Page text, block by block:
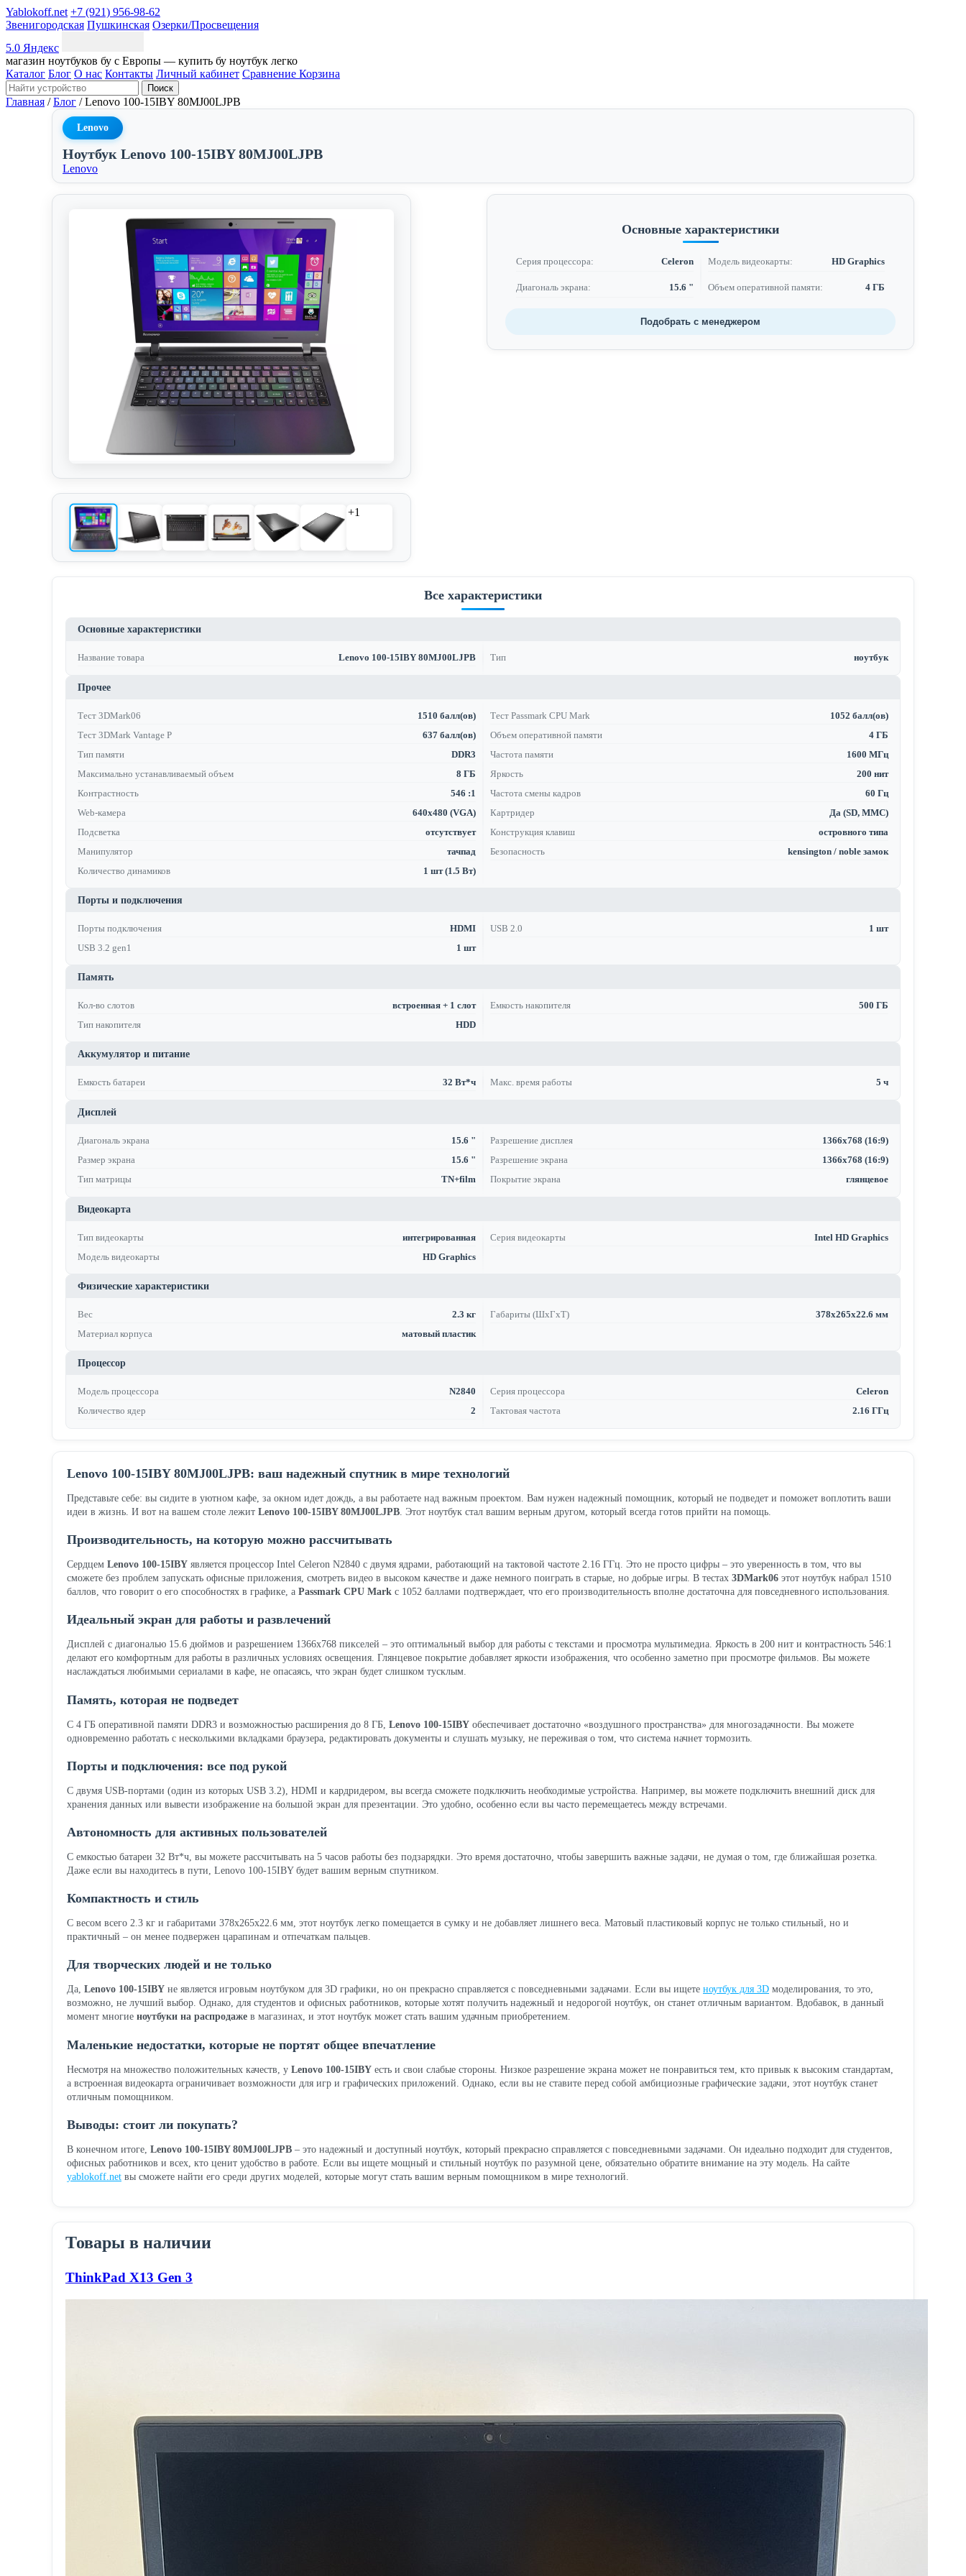
Yablokoff.net +7 (921) 956-98-62
Звенигородская Пушкинская Озерки/Просвещения
5.0 Яндекс
магазин ноутбуков бу с Европы — купить бу ноутбук легко
Каталог Блог О нас Контакты Личный кабинет Сравнение Корзина
Поиск
Главная / Блог / Lenovo 100-15IBY 80MJ00LJPB
Lenovo
Ноутбук Lenovo 100-15IBY 80MJ00LJPB
Lenovo
+1
Основные характеристики
Серия процессора: Celeron Модель видеокарты: HD Graphics
Диагональ экрана: 15.6 " Объем оперативной памяти: 4 ГБ
Подобрать с менеджером
Все характеристики
Основные характеристики
Название товара Lenovo 100-15IBY 80MJ00LJPB Тип ноутбук
Прочее
Тест 3DMark06 1510 балл(ов) Тест Passmark CPU Mark
1052 балл(ов)
Тест 3DMark Vantage P
637 балл(ов) Объем оперативной памяти
4 ГБ
Тип памяти
DDR3 Частота памяти
1600 МГц
Максимально устанавливаемый объем
8 ГБ Яркость
200 нит
Контрастность
546 :1 Частота смены кадров
60 Гц
Web-камера
640x480 (VGA) Картридер
Да (SD, MMC)
Подсветка
отсутствует Конструкция клавиш
островного типа
Манипулятор
тачпад Безопасность
kensington / noble замок
Количество динамиков
1 шт (1.5 Вт)
Порты и подключения
Порты подключения HDMI USB 2.0
1 шт
USB 3.2 gen1
1 шт
Память
Кол-во слотов встроенная + 1 слот Емкость накопителя
500 ГБ
Тип накопителя
HDD
Аккумулятор и питание
Емкость батареи 32 Вт*ч Макс. время работы 5 ч
Дисплей
Диагональ экрана 15.6 " Разрешение дисплея
1366x768 (16:9)
Размер экрана
15.6 " Разрешение экрана
1366x768 (16:9)
Тип матрицы
TN+film Покрытие экрана глянцевое
Видеокарта
Тип видеокарты интегрированная Серия видеокарты
Intel HD Graphics
Модель видеокарты
HD Graphics
Физические характеристики
Вес 2.3 кг Габариты (ШхГхТ)
378х265х22.6 мм
Материал корпуса
матовый пластик
Процессор
Модель процессора N2840 Серия процессора
Celeron
Количество ядер
2 Тактовая частота 2.16 ГГц
Lenovo 100-15IBY 80MJ00LJPB: ваш надежный спутник в мире технологий
Представьте себе: вы сидите в уютном кафе, за окном идет дождь, а вы работаете над важным проектом. Вам нужен надежный помощник, который не подведет и поможет воплотить ваши
идеи в жизнь. И вот на вашем столе лежит Lenovo 100-15IBY 80MJ00LJPB. Этот ноутбук стал вашим верным другом, который всегда готов прийти на помощь.
Производительность, на которую можно рассчитывать
Сердцем Lenovo 100-15IBY является процессор Intel Celeron N2840 с двумя ядрами, работающий на тактовой частоте 2.16 ГГц. Это не просто цифры – это уверенность в том, что вы
сможете без проблем запускать офисные приложения, смотреть видео в высоком качестве и даже немного поиграть в старые, но добрые игры. В тестах 3DMark06 этот ноутбук набрал 1510
баллов, что говорит о его способностях в графике, а Passmark CPU Mark с 1052 баллами подтверждает, что его производительность вполне достаточна для повседневного использования.
Идеальный экран для работы и развлечений
Дисплей с диагональю 15.6 дюймов и разрешением 1366x768 пикселей – это оптимальный выбор для работы с текстами и просмотра мультимедиа. Яркость в 200 нит и контрастность 546:1
делают его комфортным для работы в различных условиях освещения. Глянцевое покрытие добавляет яркости изображения, что особенно заметно при просмотре фильмов. Вы можете
наслаждаться любимыми сериалами в кафе, не опасаясь, что экран будет слишком тусклым.
Память, которая не подведет
С 4 ГБ оперативной памяти DDR3 и возможностью расширения до 8 ГБ, Lenovo 100-15IBY обеспечивает достаточно «воздушного пространства» для многозадачности. Вы можете
одновременно работать с несколькими вкладками браузера, редактировать документы и слушать музыку, не переживая о том, что система начнет тормозить.
Порты и подключения: все под рукой
С двумя USB-портами (один из которых USB 3.2), HDMI и кардридером, вы всегда сможете подключить необходимые устройства. Например, вы можете подключить внешний диск для
хранения данных или вывести изображение на большой экран для презентации. Это удобно, особенно если вы часто перемещаетесь между встречами.
Автономность для активных пользователей
С емкостью батареи 32 Вт*ч, вы можете рассчитывать на 5 часов работы без подзарядки. Это время достаточно, чтобы завершить важные задачи, не думая о том, где ближайшая розетка.
Даже если вы находитесь в пути, Lenovo 100-15IBY будет вашим верным спутником.
Компактность и стиль
С весом всего 2.3 кг и габаритами 378х265х22.6 мм, этот ноутбук легко помещается в сумку и не добавляет лишнего веса. Матовый пластиковый корпус не только стильный, но и
практичный – он менее подвержен царапинам и отпечаткам пальцев.
Для творческих людей и не только
Да, Lenovo 100-15IBY не является игровым ноутбуком для 3D графики, но он прекрасно справляется с повседневными задачами. Если вы ищете ноутбук для 3D моделирования, то это,
возможно, не лучший выбор. Однако, для студентов и офисных работников, которые хотят получить надежный и недорогой ноутбук, он станет отличным вариантом. Вдобавок, в данный
момент многие ноутбуки на распродаже в магазинах, и этот ноутбук может стать вашим удачным приобретением.
Маленькие недостатки, которые не портят общее впечатление
Несмотря на множество положительных качеств, у Lenovo 100-15IBY есть и свои слабые стороны. Низкое разрешение экрана может не понравиться тем, кто привык к высоким стандартам,
а встроенная видеокарта ограничивает возможности для игр и графических приложений. Однако, если вы не ставите перед собой амбициозные графические задачи, этот ноутбук станет
отличным помощником.
Выводы: стоит ли покупать?
В конечном итоге, Lenovo 100-15IBY 80MJ00LJPB – это надежный и доступный ноутбук, который прекрасно справляется с повседневными задачами. Он идеально подходит для студентов,
офисных работников и всех, кто ценит удобство в работе. Если вы ищете мощный и стильный ноутбук по разумной цене, обязательно обратите внимание на эту модель. На сайте
yablokoff.net вы сможете найти его среди других моделей, которые могут стать вашим верным помощником в мире технологий.
Товары в наличии
ThinkPad X13 Gen 3